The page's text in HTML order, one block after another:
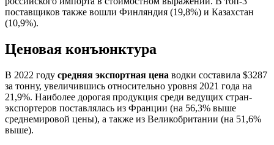
поставщиков также вошли Финляндия (19,8%) и Казахстан
(10,9%).
Ценовая конъюнктура
В 2022 году средняя экспортная цена водки составила $3287
за тонну, увеличившись относительно уровня 2021 года на
21,9%. Наиболее дорогая продукция среди ведущих стран-
экспортеров поставлялась из Франции (на 56,3% выше
среднемировой цены), а также из Великобритании (на 51,6%
выше).